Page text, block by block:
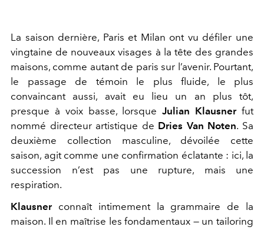
La saison dernière, Paris et Milan ont vu défiler une
vingtaine de nouveaux visages à la tête des grandes
maisons, comme autant de paris sur l’avenir. Pourtant,
le passage de témoin le plus fluide, le plus
convaincant aussi, avait eu lieu un an plus tôt,
presque à voix basse, lorsqueJulian Klausnerfut
nommé directeur artistique de Dries Van Noten. Sa
deuxième collection masculine, dévoilée cette
saison, agit comme une confirmation éclatante : ici, la
succession n’est pas une rupture, mais une
respiration.
Klausnerconnaît intimement la grammaire de la
maison. Il en maîtrise les fondamentaux — un tailoring